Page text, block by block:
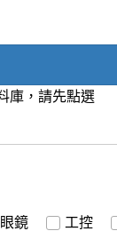
庫，請先點選
鏡 工控